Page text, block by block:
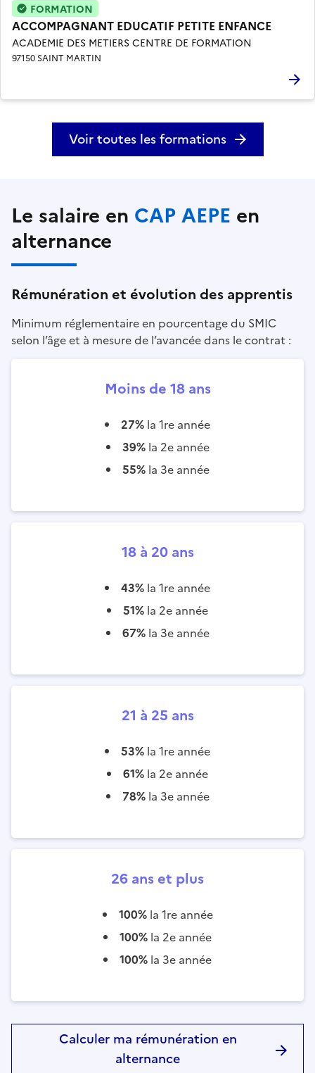
FORMATION
ACCOMPAGNANT EDUCATIF PETITE ENFANCE
ACADEMIE DES METIERS CENTRE DE FORMATION
97150 SAINT MARTIN
Voir toutes les formations
Le salaire en CAP AEPE en
alternance
Rémunération et évolution des apprentis
Minimum réglementaire en pourcentage du SMIC
selon l’âge et à mesure de l’avancée dans le contrat :
Moins de 18 ans
27% la 1re année
39% la 2e année
55% la 3e année
18 à 20 ans
43% la 1re année
51% la 2e année
67% la 3e année
21 à 25 ans
53% la 1re année
61% la 2e année
78% la 3e année
26 ans et plus
100% la 1re année
100% la 2e année
100% la 3e année
Calculer ma rémunération en
alternance